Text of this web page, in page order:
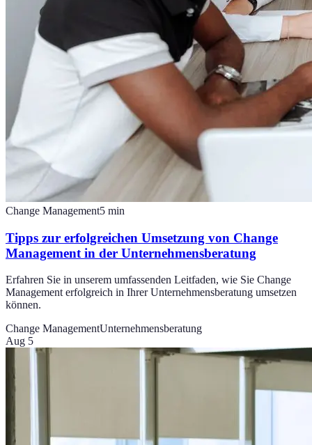
Change Management5 min
Tipps zur erfolgreichen Umsetzung von Change
Management in der Unternehmensberatung
Erfahren Sie in unserem umfassenden Leitfaden, wie Sie Change
Management erfolgreich in Ihrer Unternehmensberatung umsetzen
können.
Change ManagementUnternehmensberatung
Aug 5